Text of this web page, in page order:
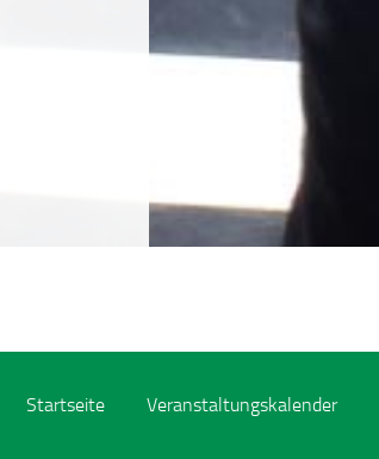
Veranstaltungskalender
Startseite